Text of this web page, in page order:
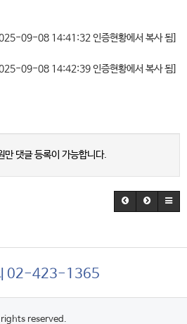
09-08 14:41:32 인증현황에서 복사 됨]
09-08 14:42:39 인증현황에서 복사 됨]
만 댓글 등록이 가능합니다.
02-423-1365
reserved.